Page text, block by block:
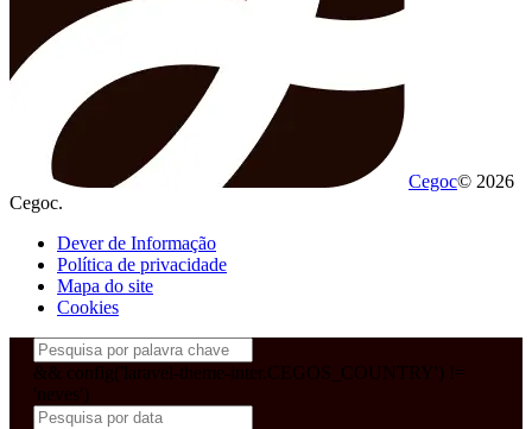
Cegoc© 2026
Cegoc.
Dever de Informação
Política de privacidade
Mapa do site
Cookies
&& config('laravel-theme-inter.CEGOS_COUNTRY') !=
'neves')